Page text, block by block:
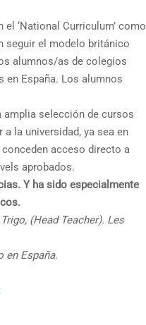
‘National Curriculum’ como
seguir el modelo británico
alumnos/as de colegios
en España. Los alumnos
amplia selección de cursos
a la universidad, ya sea en
acceso directo a
aprobados.
Y ha sido especialmente
(Head Teacher). Les
en España.